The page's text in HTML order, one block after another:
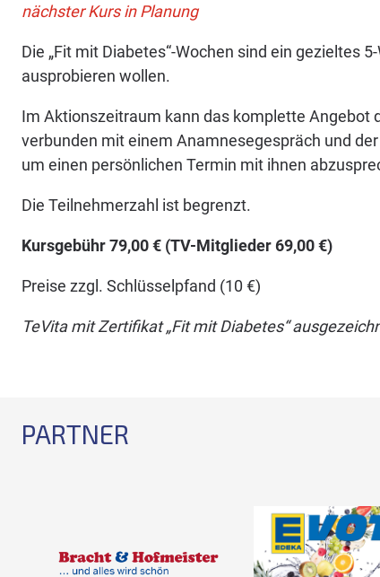
nächster Kurs in Planung
Die „Fit mit Diabetes“-Wochen sind ein gezieltes
ausprobieren wollen.
Im Aktionszeitraum kann das komplette Angebot
verbunden mit einem Anamnesegespräch und
um einen persönlichen Termin mit ihnen
Die Teilnehmerzahl ist begrenzt.
Kursgebühr 79,00 € (TV-Mitglieder 69,00 €)
Preise zzgl. Schlüsselpfand (10 €)
TeVita mit Zertifikat „Fit mit Diabetes“
PARTNER